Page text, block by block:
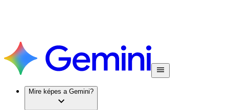
Mire képes a Gemini?